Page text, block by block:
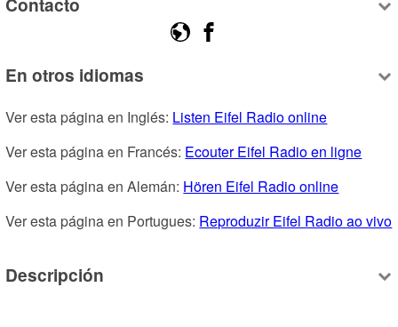
En otros idiomas
Ver esta página en Inglés: Listen Eifel Radio online
Ver esta página en Francés: Ecouter Eifel Radio en ligne
Ver esta página en Alemán: Hören Eifel Radio online
Ver esta página en Portugues: Reproduzir Eifel Radio ao vivo
Descripción